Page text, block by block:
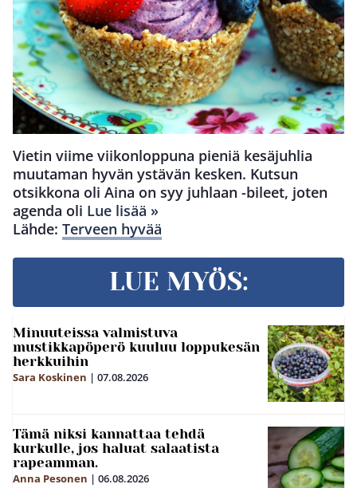
Vietin viime viikonloppuna pieniä kesäjuhlia
muutaman hyvän ystävän kesken. Kutsun
otsikkona oli Aina on syy juhlaan -bileet, joten
agenda oli Lue lisää »
Lähde: Terveen hyvää
LUE MYÖS:
Minuuteissa valmistuva
mustikkapöperö kuuluu loppukesän
herkkuihin
Sara Koskinen | 07.08.2026
Tämä niksi kannattaa tehdä
kurkulle, jos haluat salaatista
rapeamman.
Anna Pesonen | 06.08.2026